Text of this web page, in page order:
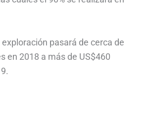
pasará de cerca de
en 2018 a más de US$460